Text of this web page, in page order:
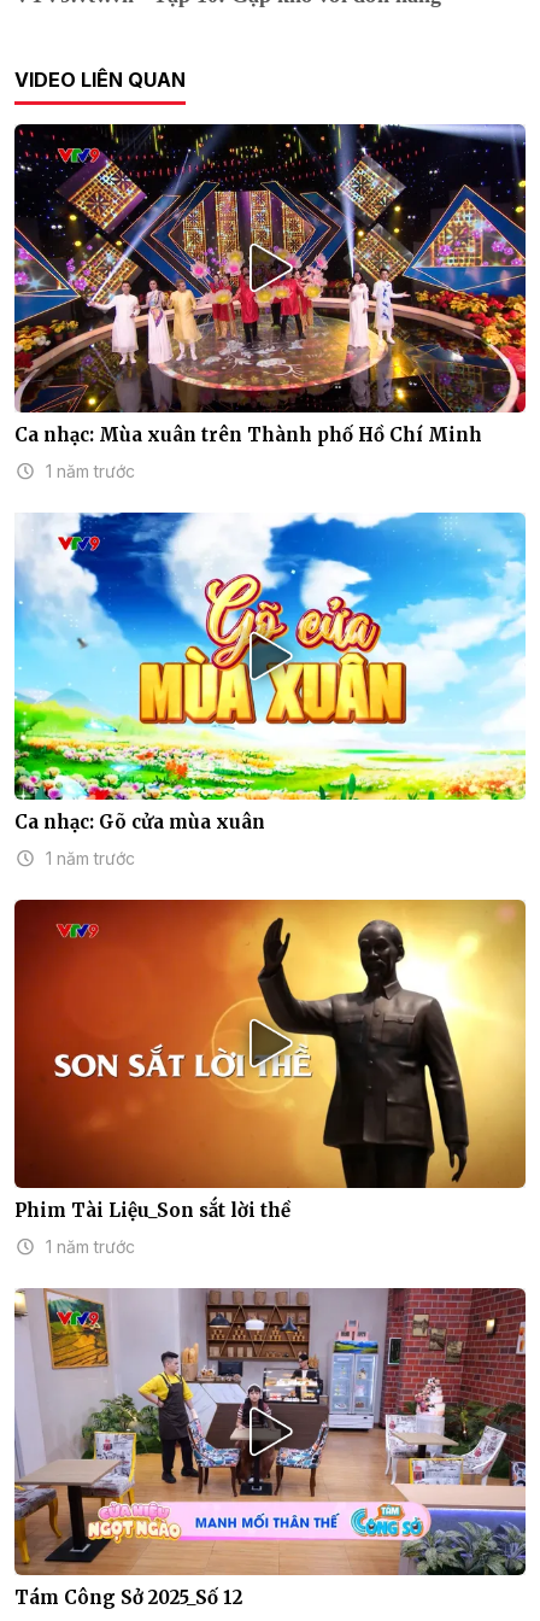
VIDEO LIÊN QUAN
Ca nhạc: Mùa xuân trên Thành phố Hồ Chí Minh
1 năm trước
Ca nhạc: Gõ cửa mùa xuân
1 năm trước
Phim Tài Liệu_Son sắt lời thề
1 năm trước
Tám Công Sở 2025_Số 12